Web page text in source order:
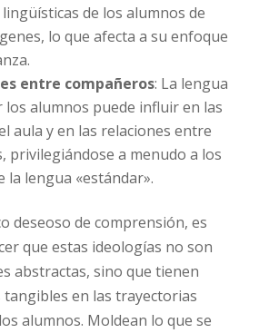
lingüísticas de los alumnos de
lo que afecta a su enfoque
entre compañeros: La lengua
los alumnos puede influir en las
aula y en las relaciones entre
privilegiándose a menudo a los
la lengua «estándar».
deseoso de comprensión, es
que estas ideologías no son
abstractas, sino que tienen
en las trayectorias
alumnos. Moldean lo que se